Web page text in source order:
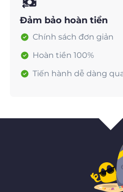
Đảm bảo hoàn tiền
Chính sách đơn giản
Hoàn tiền 100%
Tiến hành dễ dàng